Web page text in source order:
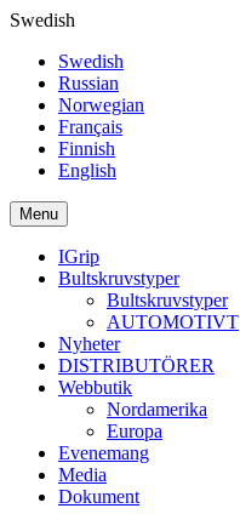
Swedish
Swedish
Russian
Norwegian
Français
Finnish
English
Menu
IGrip
Bultskruvstyper
Bultskruvstyper
AUTOMOTIVT
Nyheter
DISTRIBUTÖRER
Webbutik
Nordamerika
Europa
Evenemang
Media
Dokument